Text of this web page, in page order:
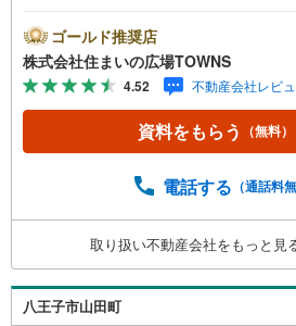
ちやすい角地なので、安心して
す。駅まで徒歩14分の場所に立
空間の条件の1つに前面道路が
みては。住宅用地なので住まい
おり、快適な生活が期待できる
【年中無休/9:00～21:00】人気
学する」ボタンよりご予約頂く
談○ライフプランのシミュレー
Sからお客様へ経験豊富なスタ
に合った物件をご紹介させて頂
併せてご紹介可能ですのでお気
駐車場もございますので、お車
ゴールド推奨店
株式会社住まいの広場TOWNS
4.52 不動産会社レビ
資料をもらう （無料）
電話する （通話料
取り扱い不動産会社をもっと見
八王子市山田町